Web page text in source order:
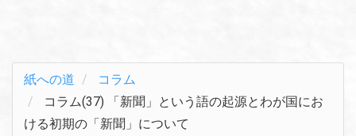
紙への道
コラム
コラム(37) 「新聞」という語の起源とわが国にお
ける初期の「新聞」について